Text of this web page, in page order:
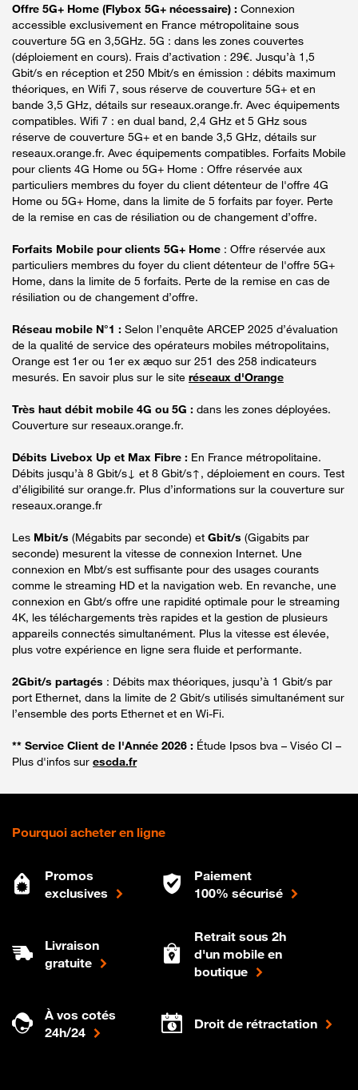
Offre 5G+ Home (Flybox 5G+ nécessaire) : Connexion
accessible exclusivement en France métropolitaine sous
couverture 5G en 3,5GHz. 5G : dans les zones couvertes
(déploiement en cours). Frais d’activation : 29€. Jusqu’à 1,5
Gbit/s en réception et 250 Mbit/s en émission : débits maximum
théoriques, en Wifi 7, sous réserve de couverture 5G+ et en
bande 3,5 GHz, détails sur reseaux.orange.fr. Avec équipements
compatibles. Wifi 7 : en dual band, 2,4 GHz et 5 GHz sous
réserve de couverture 5G+ et en bande 3,5 GHz, détails sur
reseaux.orange.fr. Avec équipements compatibles. Forfaits Mobile
pour clients 4G Home ou 5G+ Home : Offre réservée aux
particuliers membres du foyer du client détenteur de l'offre 4G
Home ou 5G+ Home, dans la limite de 5 forfaits par foyer. Perte
de la remise en cas de résiliation ou de changement d’offre.
Forfaits Mobile pour clients 5G+ Home : Offre réservée aux
particuliers membres du foyer du client détenteur de l'offre 5G+
Home, dans la limite de 5 forfaits. Perte de la remise en cas de
résiliation ou de changement d’offre.
Réseau mobile N°1 : Selon l’enquête ARCEP 2025 d’évaluation
de la qualité de service des opérateurs mobiles métropolitains,
Orange est 1er ou 1er ex æquo sur 251 des 258 indicateurs
mesurés. En savoir plus sur le site réseaux d'Orange
Très haut débit mobile 4G ou 5G : dans les zones déployées.
Couverture sur reseaux.orange.fr.
Débits Livebox Up et Max Fibre : En France métropolitaine.
Débits jusqu’à 8 Gbit/s↓ et 8 Gbit/s↑, déploiement en cours. Test
d’éligibilité sur orange.fr. Plus d’informations sur la couverture sur
reseaux.orange.fr
Les Mbit/s (Mégabits par seconde) et Gbit/s (Gigabits par
seconde) mesurent la vitesse de connexion Internet. Une
connexion en Mbt/s est suffisante pour des usages courants
comme le streaming HD et la navigation web. En revanche, une
connexion en Gbt/s offre une rapidité optimale pour le streaming
4K, les téléchargements très rapides et la gestion de plusieurs
appareils connectés simultanément. Plus la vitesse est élevée,
plus votre expérience en ligne sera fluide et performante.
2Gbit/s partagés : Débits max théoriques, jusqu’à 1 Gbit/s par
port Ethernet, dans la limite de 2 Gbit/s utilisés simultanément sur
l’ensemble des ports Ethernet et en Wi-Fi.
** Service Client de l'Année 2026 : Étude Ipsos bva – Viséo CI –
Plus d'infos sur escda.fr
Pourquoi acheter en ligne
Promos
exclusives
Paiement
100% sécurisé
Livraison
gratuite
Retrait sous 2h
d'un mobile en
boutique
À vos cotés
24h/24
Droit de rétractation